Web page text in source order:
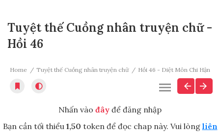
Tuyệt thế Cuồng nhân truyện chữ -
Hồi 46
Home Tuyệt thế Cuồng nhân truyện chữ Hồi 46 - Diệt Môn Chi Hận
Nhấn vào đây để đăng nhập
Bạn cần tối thiểu 1,50 token để đọc chap này. Vui lòng liên